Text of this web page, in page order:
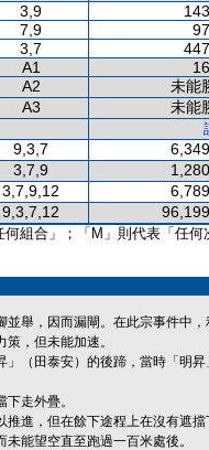
3,9
7,9
3,7
A1
A2
未能
A3
未能
9,3,7
3,7,9
3,7,9,12
9,3,7,12
組合」；「M」則代表「任何
並舉，因而漏閘。在此宗事件中
策，但未能加速。
（田泰安）的後蹄，當時「明
走外疊。
推進，但在餘下途程上在沒有遮
未能望空直至跑過一百米處後。